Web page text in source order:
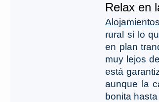
Relax en
rural si lo
en plan
muy lejos
está
aunque la
bonita